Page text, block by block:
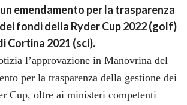
emendamento per la trasparenza
fondi della Ryder Cup 2022 (golf)
Cortina 2021 (sci).
l’approvazione in Manovrina del
per la trasparenza della gestione dei
Cup, oltre ai ministeri competenti